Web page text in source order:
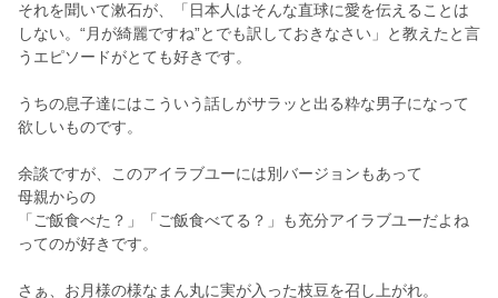
それを聞いて漱石が、「日本人はそんな直球に愛を伝えることは
しない。“月が綺麗ですね”とでも訳しておきなさい」と教えたと言
うエピソードがとても好きです。
うちの息子達にはこういう話しがサラッと出る粋な男子になって
欲しいものです。
余談ですが、このアイラブユーには別バージョンもあって
母親からの
「ご飯食べた？」「ご飯食べてる？」も充分アイラブユーだよね
ってのが好きです。